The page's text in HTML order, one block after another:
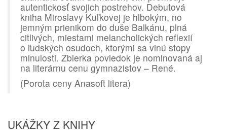
autentickosť svojich postrehov. Debutová
kniha Miroslavy Kuľkovej je hlbokým, no
jemným prienikom do duše Balkánu, plná
citlivých, miestami melancholických reflexií
o ľudských osudoch, ktorými sa vinú stopy
minulosti. Zbierka poviedok je nominovaná aj
na literárnu cenu gymnazistov – René.
(Porota ceny Anasoft litera)
UKÁŽKY Z KNIHY